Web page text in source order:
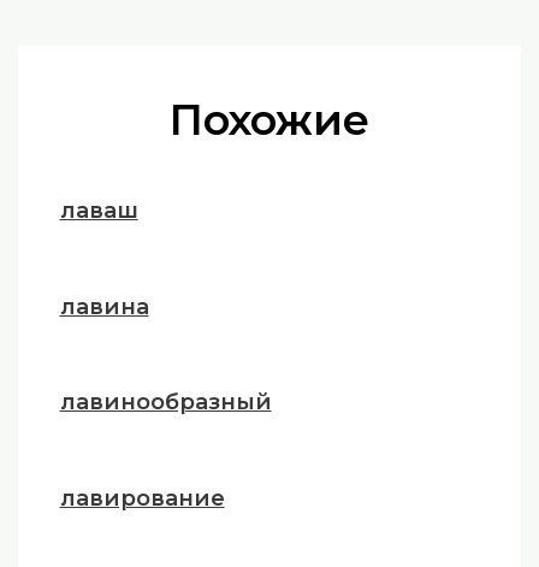
Похожие
лаваш
лавина
лавинообразный
лавирование